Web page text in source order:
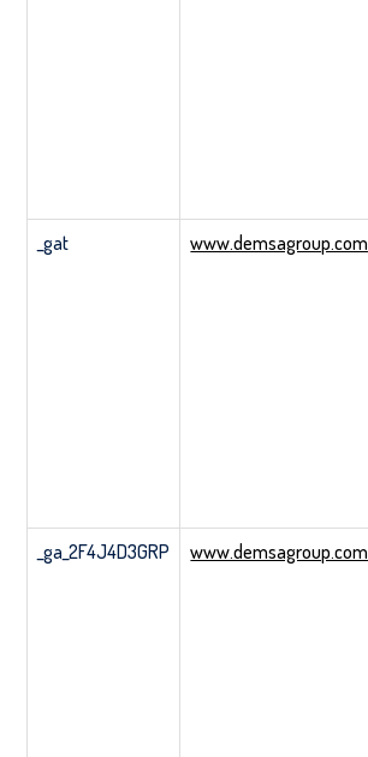
_gat www.demsagroup.com
_ga_2F4J4D3GRP www.demsagroup.com